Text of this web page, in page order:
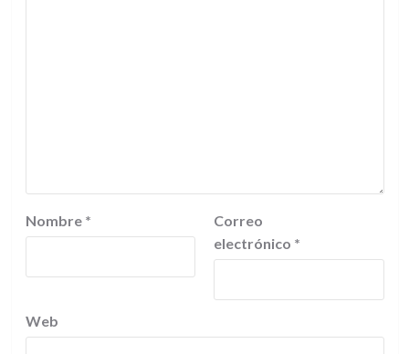
Nombre *
Correo
electrónico *
Web